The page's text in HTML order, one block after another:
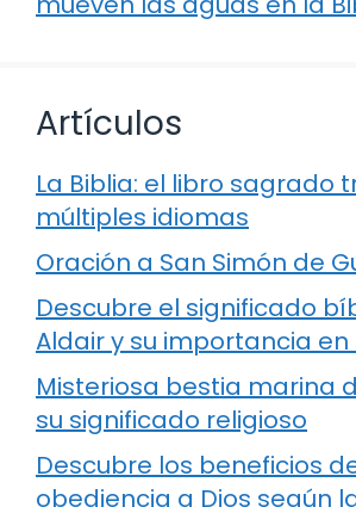
Artículos
La Biblia: el libro sagrado
múltiples idiomas
Oración a San Simón de
Descubre el significado
Aldair y su importancia en
Misteriosa bestia marina
su significado religioso
Descubre los beneficios
obediencia a Dios según